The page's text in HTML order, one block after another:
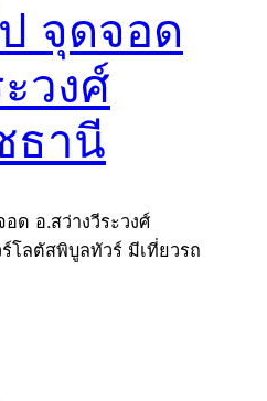
จุดจอด
วงศ์
ธานี
ด อ.สว่างวีระวงศ์
โลตัสพิบูลทัวร์ มีเที่ยวรถ